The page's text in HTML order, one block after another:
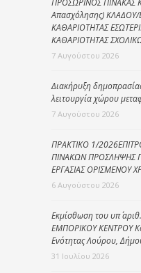
Απασχόλησης)
ΚΑΘΑΡΙΟΤΗΤΑΣ
ΚΑΘΑΡΙΟΤΗΤΑΣ
7 Αυγούστου 2026
Διακήρυξη
λειτουργία χώρου
7 Αυγούστου 2026
ΠΡΑΚΤΙΚΟ 1/
ΠΙΝΑΚΩΝ ΠΡΟΣΛΗΨΗΣ
ΕΡΓΑΣΙΑΣ ΟΡΙΣΜΕΝΟΥ
6 Αυγούστου 2026
Εκμίσθωση του υπ΄
ΕΜΠΟΡΙΚΟΥ ΚΕΝΤΡΟΥ
Ενότητας Λούρου,
31 Ιουλίου 2026